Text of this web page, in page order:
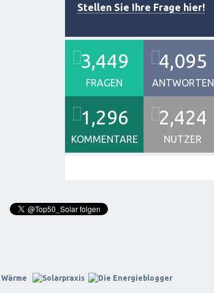
Stellen Sie Ihre Frage hier!
3,449
FRAGEN
4,095
ANTWORTEN
1,296
KOMMENTARE
2,424
NUTZER